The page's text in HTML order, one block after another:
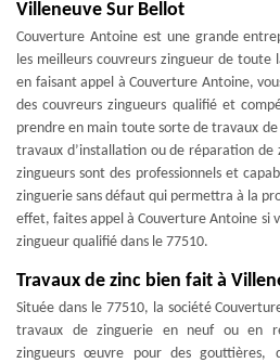
Villeneuve Sur Bellot
Couverture Antoine est une grande
les meilleurs couvreurs zingueur de toute
en faisant appel à Couverture Antoine,
des couvreurs zingueurs qualifié et
prendre en main toute sorte de travaux
travaux d’installation ou de réparation de
zingueurs sont des professionnels et
zinguerie sans défaut qui permettra à la
effet, faites appel à Couverture Antoine si
zingueur qualifié dans le 77510.
Travaux de zinc bien fait à
Située dans le 77510, la société
travaux de zinguerie en neuf ou en
zingueurs œuvre pour des gouttières,